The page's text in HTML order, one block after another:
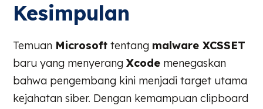
Kesimpulan
Temuan Microsoft tentang malware XCSSET
baru yang menyerangXcode menegaskan
bahwa pengembang kini menjadi target utama
kejahatan siber. Dengan kemampuan clipboard